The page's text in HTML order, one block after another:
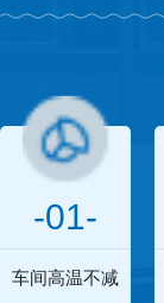
-01-
车间高温不减